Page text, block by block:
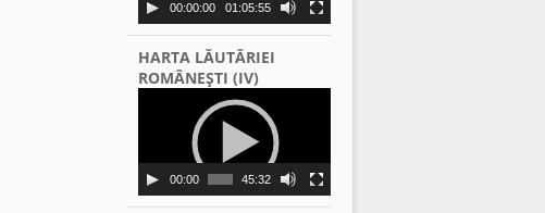
00:00:00 01:05:55
HARTA LĂUTĂRIEI
ROMÂNEŞTI (IV)
00:00 45:32